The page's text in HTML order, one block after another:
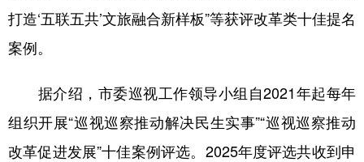
打造‘五联五共’文旅融合新样板”等获评改革类十佳提名
案例。
据介绍，市委巡视工作领导小组自2021年起每年
组织开展“巡视巡察推动解决民生实事”“巡视巡察推动
改革促进发展”十佳案例评选。2025年度评选共收到申